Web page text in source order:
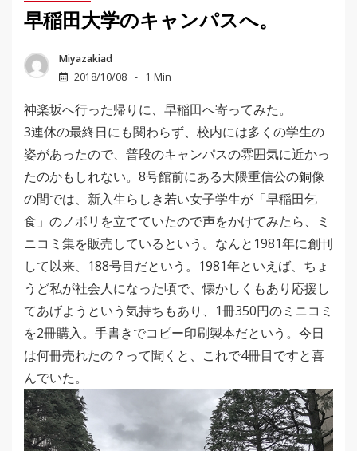
早稲田大学のキャンパスへ。
Miyazakiad
2018/10/08
1 Min
神楽坂へ行った帰りに、早稲田へ寄ってみた。
3連休の最終日にも関わらず、校内には多くの学生の
姿があったので、普段のキャンパスの雰囲気に近かっ
たのかもしれない。8号館前にある大隈重信公の銅像
の間では、新入生らしき若い女子学生が「早稲田乞
食」のノボリを立てていたので声をかけてみたら、ミ
ニコミ集を販売しているという。なんと1981年に創刊
して以来、188号目だという。1981年といえば、ちょ
うど私が社会人になった頃で、懐かしくもあり応援し
てあげようという気持ちもあり、1冊350円のミニコミ
を2冊購入。手書きでコピー印刷製本だという。今日
は何冊売れたの？って聞くと、これで4冊目ですと喜
んでいた。